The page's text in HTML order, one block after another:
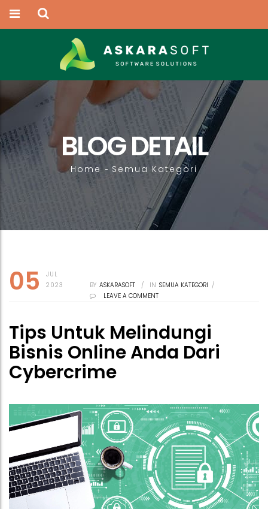
BLOG DETAIL
Home - Semua Kategori
05
JUL
2023
BY ASKARASOFT / IN SEMUA KATEGORI /
LEAVE A COMMENT
Tips Untuk Melindungi
Bisnis Online Anda Dari
Cybercrime